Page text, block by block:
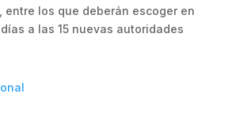
entre los que deberán escoger en
a las 15 nuevas autoridades